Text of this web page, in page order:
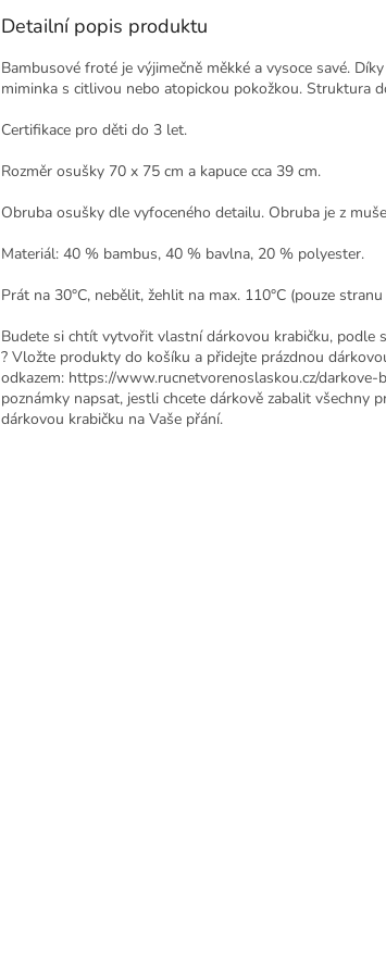
Detailní popis produktu
Bambusové froté je výjimečně měkké a vysoce savé.
miminka s citlivou nebo atopickou pokožkou. Struktura
Certifikace pro děti do 3 let.
Rozměr osušky 70 x 75 cm a kapuce cca 39 cm.
Obruba osušky dle vyfoceného detailu. Obruba je z
Materiál: 40 % bambus, 40 % bavlna, 20 % polyester.
Prát na 30°C, nebělit, žehlit na max. 110°C (pouze
Budete si chtít vytvořit vlastní dárkovou krabičku, podle
? Vložte produkty do košíku a přidejte prázdnou
odkazem: https://www.rucnetvorenoslaskou.cz/
poznámky napsat, jestli chcete dárkově zabalit
dárkovou krabičku na Vaše přání.